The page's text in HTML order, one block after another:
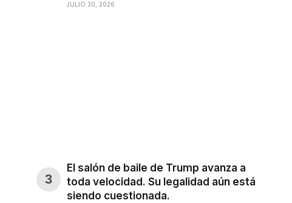
JULIO 30, 2026
El salón de baile de Trump avanza a
toda velocidad. Su legalidad aún está
siendo cuestionada.